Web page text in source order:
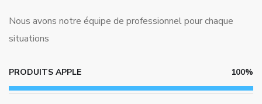
Nous avons notre équipe de professionnel pour chaque
situations
PRODUITS APPLE 100%